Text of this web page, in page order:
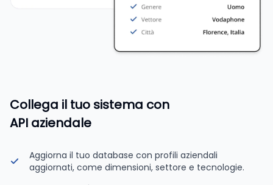
Collega il tuo sistema con
API aziendale
Aggiorna il tuo database con profili aziendali
aggiornati, come dimensioni, settore e tecnologie.